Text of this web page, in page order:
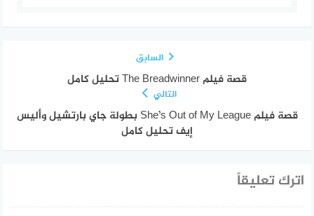
السابق
قصة فيلم The Breadwinner تحليل كامل
التالي
قصة فيلم She’s Out of My League بطولة جاي بارتشيل وأليس
إيف تحليل كامل
اترك تعليقاً